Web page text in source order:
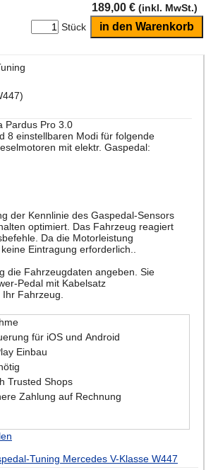
189,00 € (inkl. MwSt.)
Stück
Pardus Pro 3.0
8 einstellbaren Modi für folgende
mit elektr. Gaspedal:
der Kennlinie des Gaspedal-Sensors
optimiert. Das Fahrzeug reagiert
Da die Motorleistung
Eintragung erforderlich..
die Fahrzeugdaten angeben. Sie
Pedal mit Kabelsatz
Fahrzeug.
für iOS und Android
Einbau
Trusted Shops
Zahlung auf Rechnung
Tuning Mercedes V-Klasse W447